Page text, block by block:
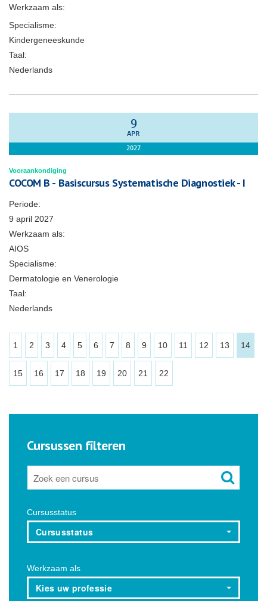
Werkzaam als:
Specialisme:
Kindergeneeskunde
Taal:
Nederlands
9
APR
2027
Vooraankondiging
COCOM B - Basiscursus Systematische Diagnostiek - I
Periode:
9 april 2027
Werkzaam als:
AIOS
Specialisme:
Dermatologie en Venerologie
Taal:
Nederlands
1 2 3 4 5 6 7 8 9 10 11 12 13 14
15 16 17 18 19 20 21 22
Cursussen filteren
Cursusstatus
Cursusstatus
Werkzaam als
Kies uw professie